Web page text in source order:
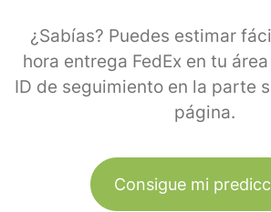
¿Sabías? Puedes estimar
hora entrega FedEx en tu
ID de seguimiento en la parte
página.
Consigue mi